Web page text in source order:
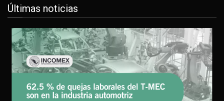
Últimas noticias